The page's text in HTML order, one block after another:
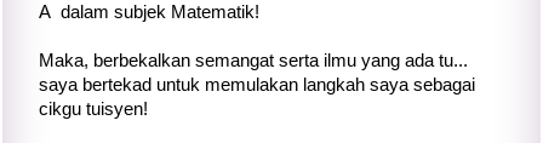
A dalam subjek Matematik!
Maka, berbekalkan semangat serta ilmu yang ada tu...
saya bertekad untuk memulakan langkah saya sebagai
cikgu tuisyen!